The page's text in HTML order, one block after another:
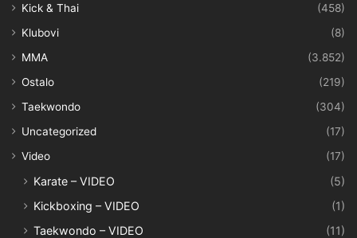
Kick & Thai
(458)
Klubovi
(8)
MMA
(3.852)
Ostalo
(219)
Taekwondo
(304)
Uncategorized
(17)
Video
(17)
Karate – VIDEO
(5)
Kickboxing – VIDEO
(1)
Taekwondo – VIDEO
(11)